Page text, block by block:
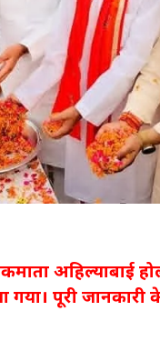
अहिल्याबाई
पूरी